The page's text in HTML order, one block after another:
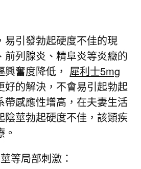
易引發勃起硬度不佳的現
前列腺炎、精阜炎等炎癥的
奮度降低， 犀利士5mg
好的解決，不會易引起勃起
帶感應性增高，在夫妻生活
陰莖勃起硬度不佳，該類疾
等局部刺激：